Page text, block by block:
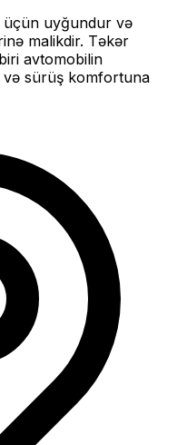
uyğundur və
malikdir. Təkər
avtomobilin
və sürüş komfortuna